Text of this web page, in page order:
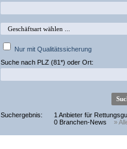
Nur mit Qualitätssicherung
Suche nach PLZ (81*) oder Ort:
Suchergebnis:
1 Anbieter für
0 Branchen-News
»